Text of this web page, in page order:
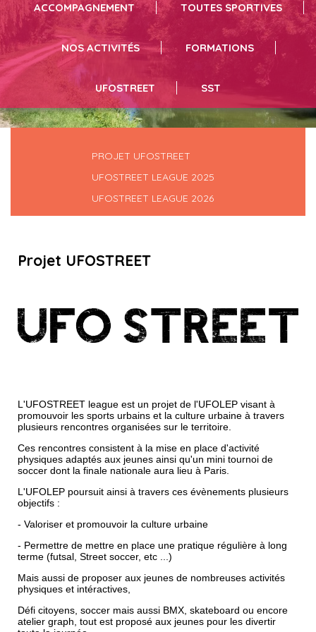
ACCOMPAGNEMENT TOUTES SPORTIVES
NOS ACTIVITÉS FORMATIONS
UFOSTREET SST
PROJET UFOSTREET
UFOSTREET LEAGUE 2025
UFOSTREET LEAGUE 2026
Projet UFOSTREET
L'UFOSTREET league est un projet de l'UFOLEP visant à
promouvoir les sports urbains et la culture urbaine à travers
plusieurs rencontres organisées sur le territoire.
Ces rencontres consistent à la mise en place d'activité
physiques adaptés aux jeunes ainsi qu'un mini tournoi de
soccer dont la finale nationale aura lieu à Paris.
L'UFOLEP poursuit ainsi à travers ces évènements plusieurs
objectifs :
- Valoriser et promouvoir la culture urbaine
- Permettre de mettre en place une pratique régulière à long
terme (futsal, Street soccer, etc ...)
Mais aussi de proposer aux jeunes de nombreuses activités
physiques et intéractives,
Défi citoyens, soccer mais aussi BMX, skateboard ou encore
atelier graph, tout est proposé aux jeunes pour les divertir